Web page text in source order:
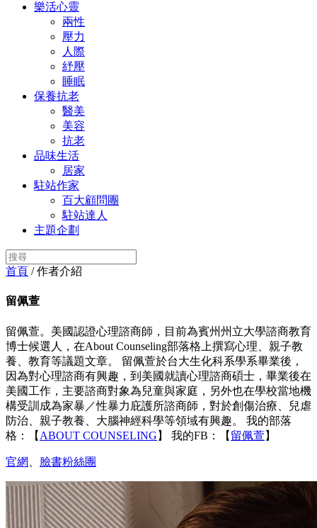
樂活心靈
兩性
壓力
人際
紓壓
睡眠
保養抗老
醫美
美容
抗老
品味生活
居家
駐站作家
百大顧問團
駐站達人
主題企劃
首頁 / 作者介紹
留佩萱
留佩萱。美國認證心理諮商師，目前為賓州州立大學諮商教育
博士候選人，在About Counseling部落格上撰寫心理、親子教
養、教育等議題文章。 留佩萱於台大生化科系學系畢業後，
因為對心理諮商有興趣，到美國就讀心理諮商碩士，畢業後在
美國工作，主要諮商對象為兒童與家庭，另外也在學校當地機
構受訓成為家暴／性暴力庇護所諮商師，對於創傷治療、兒虐
防治、親子教養、大腦神經科學等領域有興趣。 我的部落
格：【 ABOUT COUNSELING 】 我的FB：【 留佩萱】
官網 臉書粉絲團